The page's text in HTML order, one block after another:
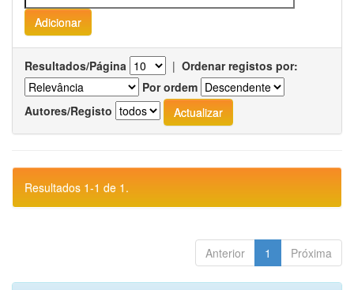
Resultados/Página | Ordenar registos por:
Por ordem
Autores/Registo
Resultados 1-1 de 1.
Anterior 1 Próxima